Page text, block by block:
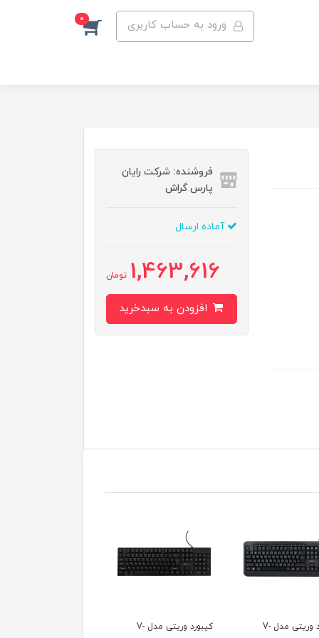
ورود به حساب کاربری 0
فروشنده: شرکت رایان
پارس گراش
آماده ارسال
1,463,616 تومان
کیبورد وریتی مدل V-
کیبورد ارش مدل K-919